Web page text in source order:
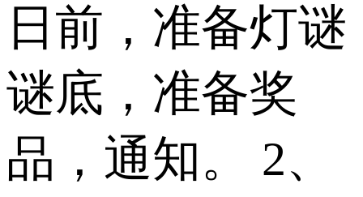
日前，准备灯谜
谜底，准备奖
品，通知。 2、